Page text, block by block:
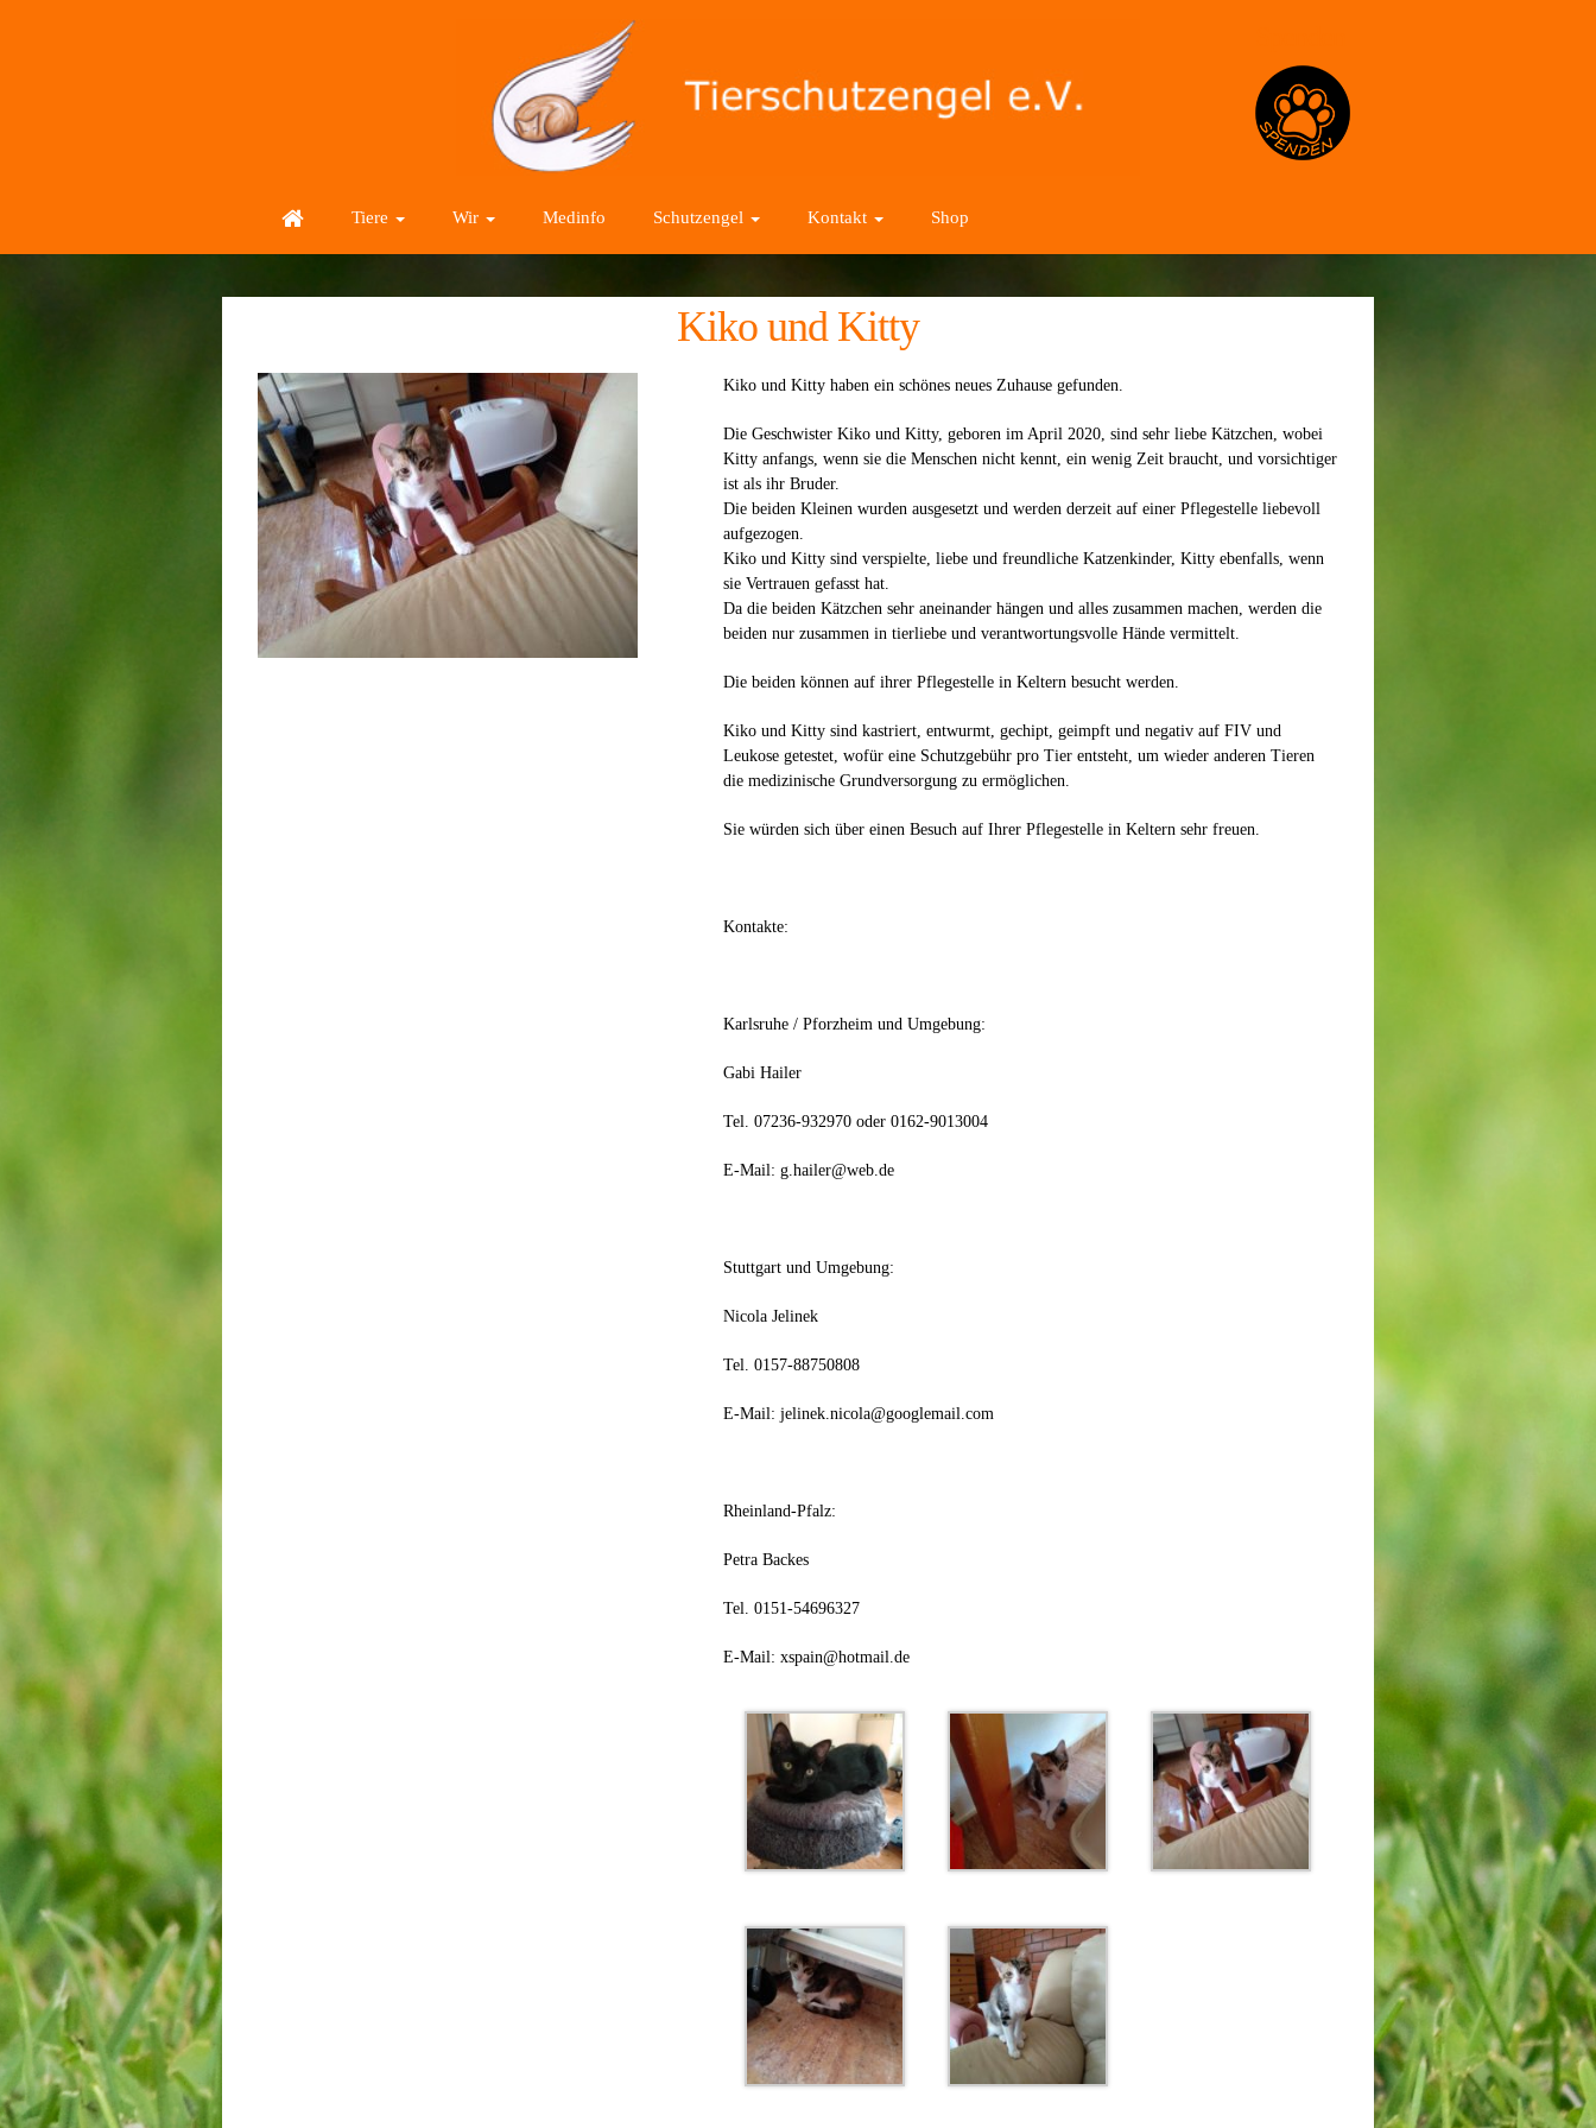
Tiere Wir Medinfo Schutzengel Kontakt Shop
Kiko und Kitty
Kiko und Kitty haben ein schönes neues Zuhause gefunden.
Die Geschwister Kiko und Kitty, geboren im April 2020, sind sehr liebe Kätzchen, wobei
Kitty anfangs, wenn sie die Menschen nicht kennt, ein wenig Zeit braucht, und vorsichtiger
ist als ihr Bruder.
Die beiden Kleinen wurden ausgesetzt und werden derzeit auf einer Pflegestelle liebevoll
aufgezogen.
Kiko und Kitty sind verspielte, liebe und freundliche Katzenkinder, Kitty ebenfalls, wenn
sie Vertrauen gefasst hat.
Da die beiden Kätzchen sehr aneinander hängen und alles zusammen machen, werden die
beiden nur zusammen in tierliebe und verantwortungsvolle Hände vermittelt.
Die beiden können auf ihrer Pflegestelle in Keltern besucht werden.
Kiko und Kitty sind kastriert, entwurmt, gechipt, geimpft und negativ auf FIV und
Leukose getestet, wofür eine Schutzgebühr pro Tier entsteht, um wieder anderen Tieren
die medizinische Grundversorgung zu ermöglichen.
Sie würden sich über einen Besuch auf Ihrer Pflegestelle in Keltern sehr freuen.
Kontakte:
Karlsruhe / Pforzheim und Umgebung:
Gabi Hailer
Tel. 07236-932970 oder 0162-9013004
E-Mail: g.hailer@web.de
Stuttgart und Umgebung:
Nicola Jelinek
Tel. 0157-88750808
E-Mail: jelinek.nicola@googlemail.com
Rheinland-Pfalz:
Petra Backes
Tel. 0151-54696327
E-Mail: xspain@hotmail.de